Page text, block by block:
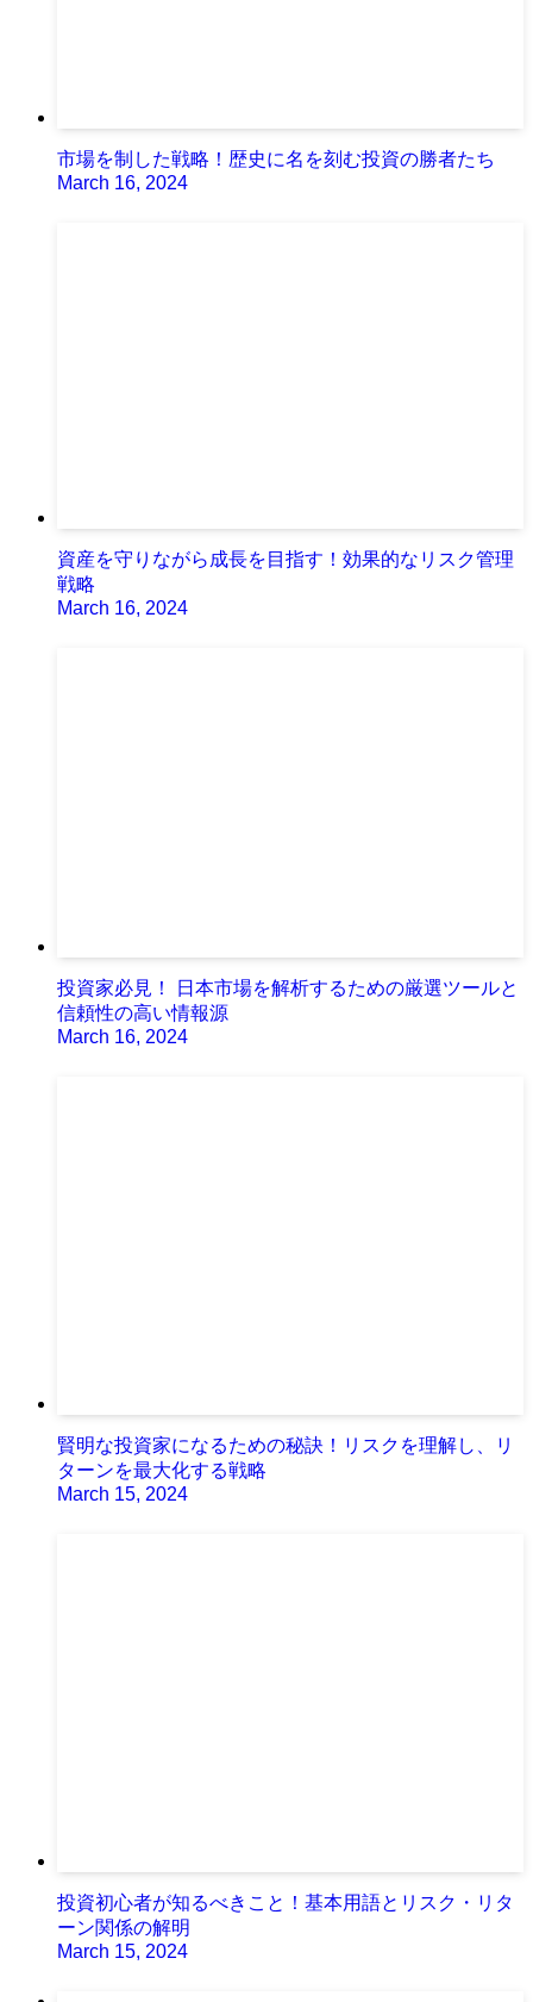
市場を制した戦略！歴史に名を刻む投資の勝者たち
March 16, 2024
資産を守りながら成長を目指す！効果的なリスク管理
戦略
March 16, 2024
投資家必見！ 日本市場を解析するための厳選ツールと
信頼性の高い情報源
March 16, 2024
賢明な投資家になるための秘訣！リスクを理解し、リ
ターンを最大化する戦略
March 15, 2024
投資初心者が知るべきこと！基本用語とリスク・リタ
ーン関係の解明
March 15, 2024